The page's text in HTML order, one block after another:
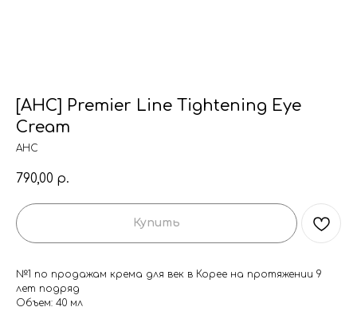
[AHC] Premier Line Tightening Eye
Cream
AHC
790,00 р.
Купить
№1 по продажам крема для век в Корее на протяжении 9
лет подряд
Объем: 40 мл